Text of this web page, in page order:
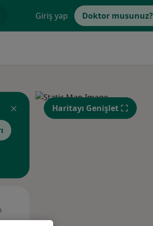
Giriş yap Doktor musunuz?
Haritayı Genişlet